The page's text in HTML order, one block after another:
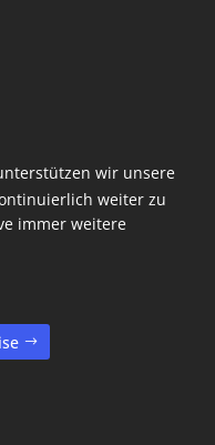
wir unsere
weiter zu
immer weitere